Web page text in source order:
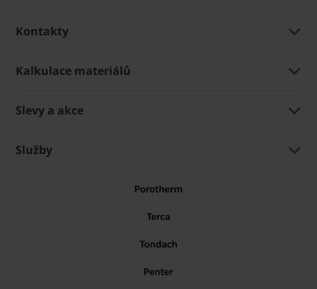
Kontakty
Kalkulace materiálů
Slevy a akce
Služby